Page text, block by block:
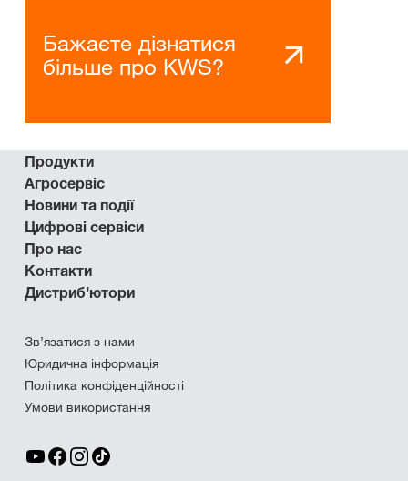
Бажаєте дізнатися
більше про KWS?
Продукти
Агросервіс
Новини та події
Цифрові сервіси
Про нас
Контакти
Дистриб’ютори
Зв’язатися з нами
Юридична інформація
Політика конфіденційності
Умови використання